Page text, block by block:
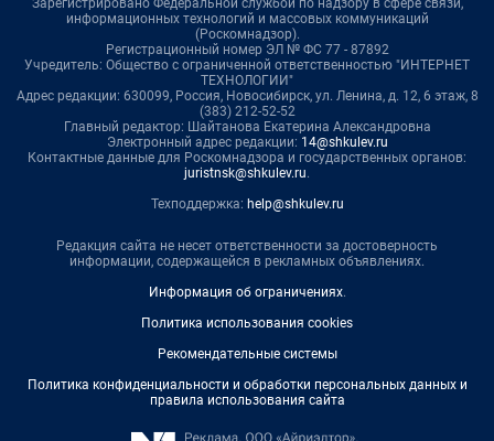
Зарегистрировано Федеральной службой по надзору в сфере связи,
информационных технологий и массовых коммуникаций
(Роскомнадзор).
Регистрационный номер ЭЛ № ФС 77 - 87892
Учредитель: Общество с ограниченной ответственностью "ИНТЕРНЕТ
ТЕХНОЛОГИИ"
Адрес редакции: 630099, Россия, Новосибирск, ул. Ленина, д. 12, 6 этаж, 8
(383) 212-52-52
Главный редактор: Шайтанова Екатерина Александровна
Электронный адрес редакции: 14@shkulev.ru
Контактные данные для Роскомнадзора и государственных органов:
juristnsk@shkulev.ru.
Техподдержка: help@shkulev.ru
Редакция сайта не несет ответственности за достоверность
информации, содержащейся в рекламных объявлениях.
Информация об ограничениях.
Политика использования cookies
Рекомендательные системы
Политика конфиденциальности и обработки персональных данных и
правила использования сайта